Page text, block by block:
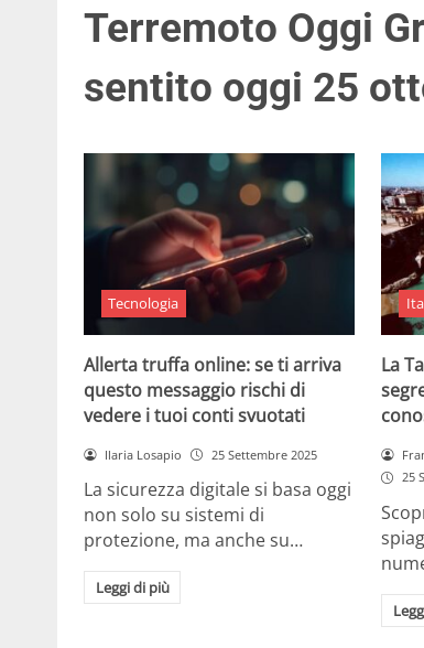
Terremoto Oggi
sentito oggi 25
Tecnologia
Allerta truffa online: se ti arriva
questo messaggio rischi di
vedere i tuoi conti svuotati
Ilaria Losapio 25 Settembre 2025
La sicurezza digitale si basa oggi
non solo su sistemi di
protezione, ma anche su…
Leggi di più
La
25